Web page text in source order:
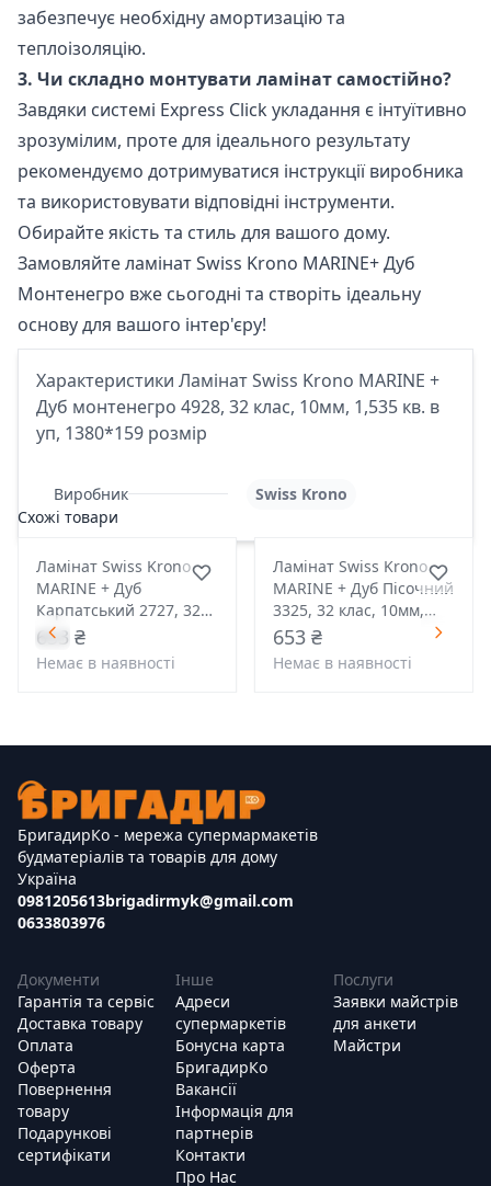
забезпечує необхідну амортизацію та
теплоізоляцію.
3. Чи складно монтувати ламінат самостійно?
Завдяки системі Express Click укладання є інтуїтивно
зрозумілим, проте для ідеального результату
рекомендуємо дотримуватися інструкції виробника
та використовувати відповідні інструменти.
Обирайте якість та стиль для вашого дому.
Замовляйте ламінат Swiss Krono MARINE+ Дуб
Монтенегро вже сьогодні та створіть ідеальну
основу для вашого інтер'єру!
Характеристики Ламінат Swiss Krono MARINE +
Дуб монтенегро 4928, 32 клас, 10мм, 1,535 кв. в
уп, 1380*159 розмір
Виробник
Swiss Krono
Схожі товари
Ламінат Swiss Krono
MARINE + Дуб
Карпатський 2727, 32
клас, 10мм, 1,535 кв. в
уп, 1380*159 розмір
653 ₴
Немає в наявності
Ламінат Swiss Krono
MARINE + Дуб Пісочний
3325, 32 клас, 10мм,
1,535 кв. в уп, 1380*159
розмір
653 ₴
Немає в наявності
БригадирКо - мережа супермармакетів
будматеріалів та товарів для дому
Україна
0981205613
0633803976
brigadirmyk@gmail.com
Документи
Гарантія та сервіс
Доставка товару
Оплата
Оферта
Повернення
товару
Подарункові
сертифікати
Інше
Адреси
супермаркетів
Бонусна карта
БригадирКо
Вакансії
Інформація для
партнерів
Контакти
Про Нас
Послуги
Заявки майстрів
для анкети
Майстри